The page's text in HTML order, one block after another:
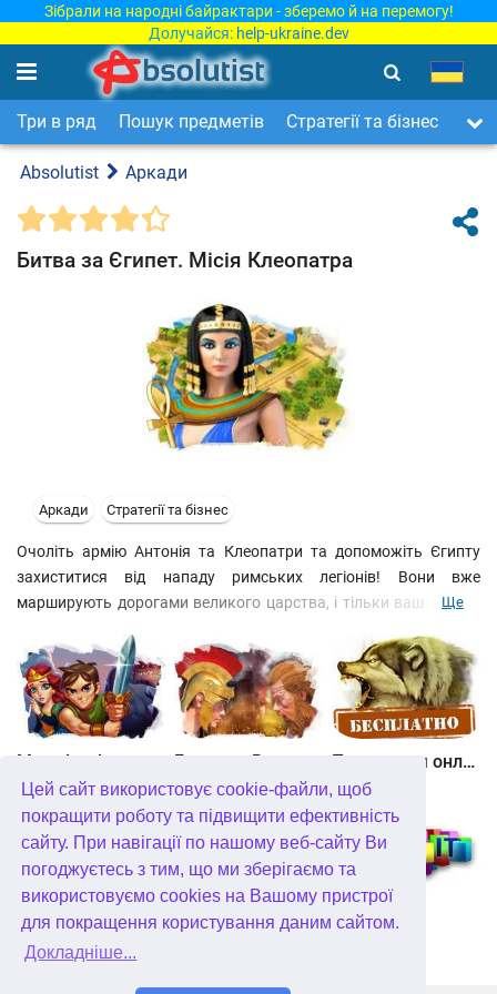
Цей сайт використовує cookie-файли, щоб
покращити роботу та підвищити ефективність
сайту. При навігації по нашому веб-сайту Ви
погоджуєтесь з тим, що ми зберігаємо та
використовуємо cookies на Вашому пристрої
для покращення користування даним сайтом.
Докладніше...
Зібрали на народні байрактари - зберемо й на перемогу!
Долучайся: help-ukraine.dev
Три в ряд Пошук предметів Стратегії та бізнес
Absolutist Аркади
Битва за Єгипет. Місія Клеопатра
Аркади Стратегії та бізнес
Очоліть армію Антонія та Клеопатри та допоможіть Єгипту
захиститися від нападу римських легіонів! Вони вже
марширують дорогами великого царства, і тільки ваш талант
пастки та засідки, знищуйте війська ворога пострілами
катапульт, баліст, вогнеметів та залпами отруйних газів!
Поліпшуйте свій арсенал, використовуйте потужні бойові
заклинання та змусіть Рим визнати, що Єгипет не підкориться
нікому!
Ще
Maze Lord Полювання онлайн
Пташиний переполох 3 Солдатики 3. Середньовіччя FormIt